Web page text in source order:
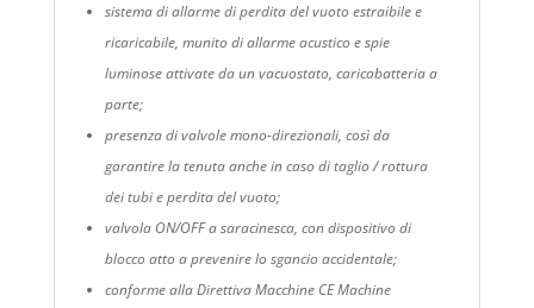
sistema di allarme di perdita del vuoto estraibile e
ricaricabile, munito di allarme acustico e spie
luminose attivate da un vacuostato, caricabatteria a
parte;
presenza di valvole mono-direzionali, così da
garantire la tenuta anche in caso di taglio / rottura
dei tubi e perdita del vuoto;
valvola ON/OFF a saracinesca, con dispositivo di
blocco atto a prevenire lo sgancio accidentale;
conforme alla Direttiva Macchine CE Machine